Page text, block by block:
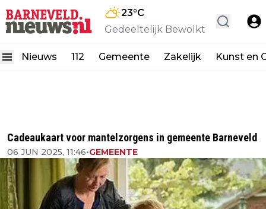
23°C
Gedeeltelijk Bewolkt
Nieuws 112 Gemeente Zakelijk Kunst en
Cadeaukaart voor mantelzorgens in gemeente Barneveld
06 JUN 2025, 11:46•GEMEENTE